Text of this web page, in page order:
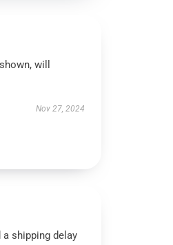
will
Nov 27, 2024
shipping delay